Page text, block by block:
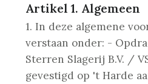
Artikel 1. Algemeen
1. In deze algemene
verstaan onder: -
Sterren Slagerij B.V. /
gevestigd op 't Harde